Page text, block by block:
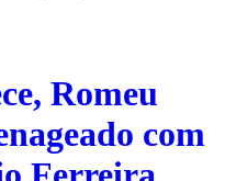
Romeu
com
Ferreira